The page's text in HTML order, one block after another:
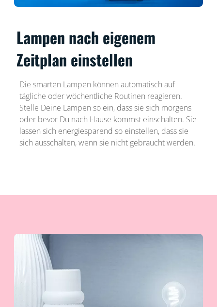
Lampen nach eigenem
Zeitplan einstellen
Die smarten Lampen können automatisch auf
tägliche oder wöchentliche Routinen reagieren.
Stelle Deine Lampen so ein, dass sie sich morgens
oder bevor Du nach Hause kommst einschalten. Sie
lassen sich energiesparend so einstellen, dass sie
sich ausschalten, wenn sie nicht gebraucht werden.